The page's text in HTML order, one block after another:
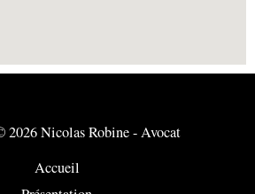
Nicolas Robine - Avocat
Accueil